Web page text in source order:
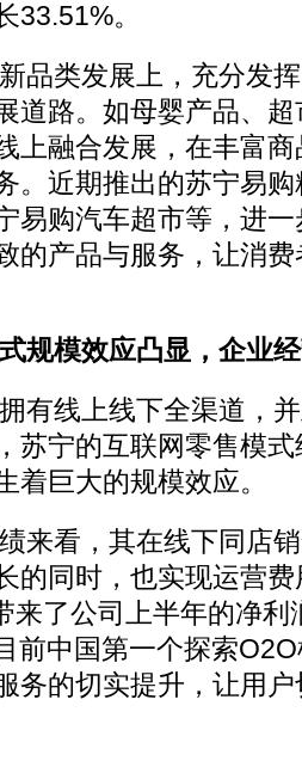
33.51%。
品类发展上，充分发
道路。如母婴产品、
上融合发展，在丰富
。近期推出的苏宁易
易购汽车超市等，进
的产品与服务，让消
规模效应凸显，企业
有线上线下全渠道，
苏宁的互联网零售模
着巨大的规模效应。
来看，其在线下同店
的同时，也实现运营
来了公司上半年的净利
前中国第一个探索
务的切实提升，让用